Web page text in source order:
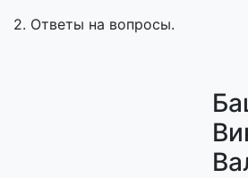
2. Ответы на вопросы.